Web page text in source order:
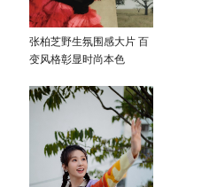
张柏芝野生氛围感大片 百
变风格彰显时尚本色